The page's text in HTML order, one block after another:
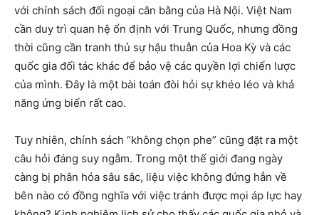
với chính sách đối ngoại cân bằng của Hà Nội. Việt Nam
cần duy trì quan hệ ổn định với Trung Quốc, nhưng đồng
thời cũng cần tranh thủ sự hậu thuẫn của Hoa Kỳ và các
quốc gia đối tác khác để bảo vệ các quyền lợi chiến lược
của mình. Đây là một bài toán đòi hỏi sự khéo léo và khả
năng ứng biến rất cao.
Tuy nhiên, chính sách “không chọn phe” cũng đặt ra một
câu hỏi đáng suy ngẫm. Trong một thế giới đang ngày
càng bị phân hóa sâu sắc, liệu việc không đứng hẳn về
bên nào có đồng nghĩa với việc tránh được mọi áp lực hay